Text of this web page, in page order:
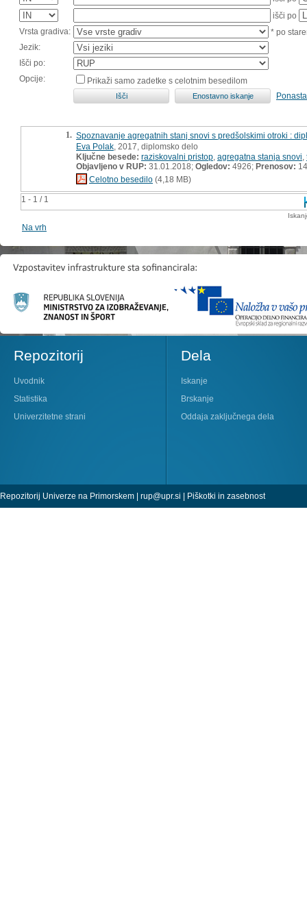
išči po
Vrsta gradiva:
* po
Jezik:
Išči po:
Opcije:
Prikaži samo zadetke s celotnim besedilom
1 - 1 / 1
1. Spoznavanje agregatnih stanj snovi s predšolskimi otroki :
Eva Polak , 2017, diplomsko delo
Ključne besede: raziskovalni pristop agregatna stanja snovi
Objavljeno v RUP: 31.01.2018; Ogledov: 4926; Prenosov:
Celotno besedilo (4,18 MB)
Na vrh
Repozitorij
Uvodnik
Statistika
Univerzitetne strani
Dela
Iskanje
Brskanje
Oddaja zaključnega dela
Repozitorij Univerze na Primorskem | rup@upr.si | Piškotki in zasebnost